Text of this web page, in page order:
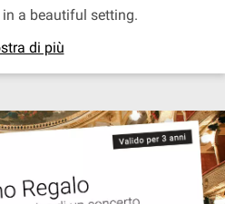
a beautiful setting.
di più